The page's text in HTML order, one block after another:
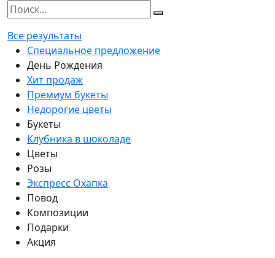
Все результаты
Специальное предложение
День Рождения
Хит продаж
Премиум букеты
Недорогие цветы
Букеты
Клубника в шоколаде
Цветы
Розы
Экспресс Охапка
Повод
Композиции
Подарки
Акция